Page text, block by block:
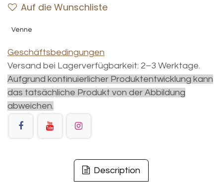
Auf die Wunschliste
Venne
Geschäftsbedingungen
Versand bei Lagerverfügbarkeit: 2–3 Werktage.
Aufgrund kontinuierlicher Produktentwicklung kann
das tatsächliche Produkt von der Abbildung
abweichen.
Description